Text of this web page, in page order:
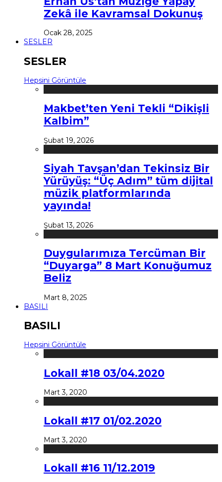
Zekâ ile Kavramsal Dokunuş
Ocak 28, 2025
SESLER
SESLER
Hepsini Görüntüle
Makbet’ten Yeni Tekli “Dikişli
Kalbim”
Şubat 19, 2026
Siyah Tavşan’dan Tekinsiz Bir
Yürüyüş: “Üç Adım” tüm dijital
müzik platformlarında
yayında!
Şubat 13, 2026
Duygularımıza Tercüman Bir
“Duyarga” 8 Mart Konuğumuz
Beliz
Mart 8, 2025
BASILI
BASILI
Hepsini Görüntüle
Lokall #18 03/04.2020
Mart 3, 2020
Lokall #17 01/02.2020
Mart 3, 2020
Lokall #16 11/12.2019